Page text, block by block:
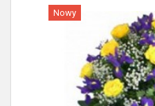
Więcej
Nowy